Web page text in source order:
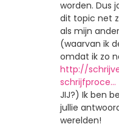
worden. Dus
dit topic net
als mijn
(waarvan ik
omdat ik zo
http://
schrijfproce…
JIJ?) Ik ben
jullie
werelden!